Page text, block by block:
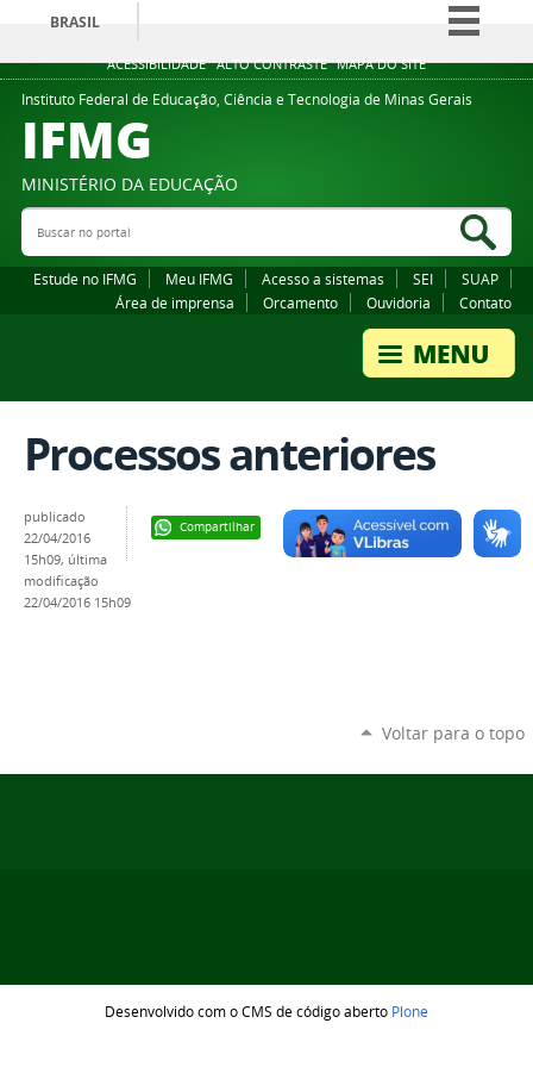
ACESSIBILIDADE ALTO CONTRASTE MAPA DO SITE
BRASIL
Simplifique!
Comunica BR
Legislação
Instituto Federal de Educação, Ciência e Tecnologia de Minas Gerais
IFMG
MINISTÉRIO DA EDUCAÇÃO
Buscar no portal
Estude no IFMG Meu IFMG Acesso a sistemas SEI
SUAP
Área de imprensa
Orcamento Ouvidoria Contato
Processos anteriores
Compartilhar
publicado
22/04/2016
15h09, última
modificação
22/04/2016 15h09
Voltar para o topo
Desenvolvido com o CMS de código aberto Plone